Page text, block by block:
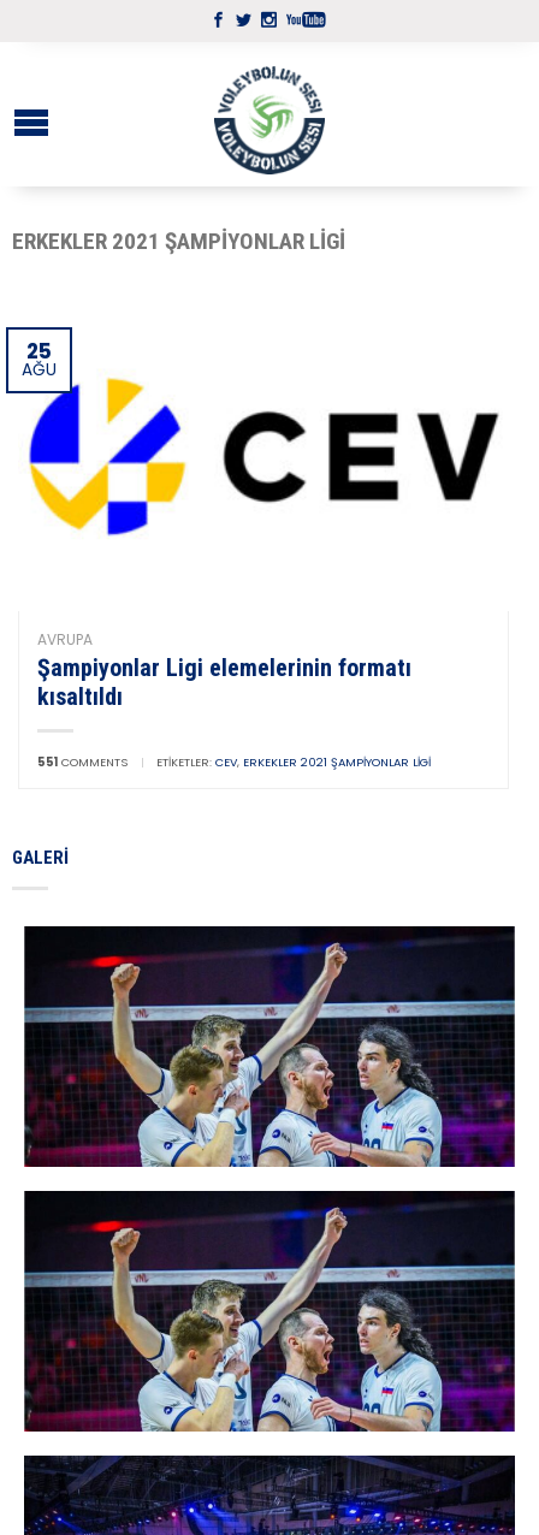
ERKEKLER 2021 ŞAMPIYONLAR LIGI
25
AĞU
AVRUPA
Şampiyonlar Ligi elemelerinin formatı
kısaltıldı
551 COMMENTS | ETIKETLER: CEV, ERKEKLER 2021 ŞAMPIYONLAR LIGI
GALERI